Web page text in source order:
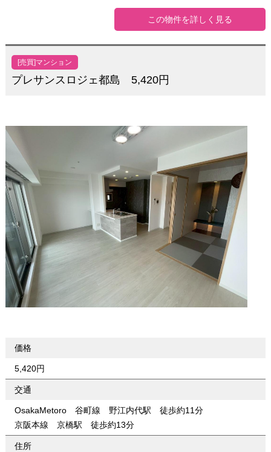
この物件を詳しく見る
[売買]マンション
プレサンスロジェ都島 5,420円
価格
5,420円
交通
OsakaMetoro 谷町線 野江内代駅 徒歩約11分
京阪本線 京橋駅 徒歩約13分
住所